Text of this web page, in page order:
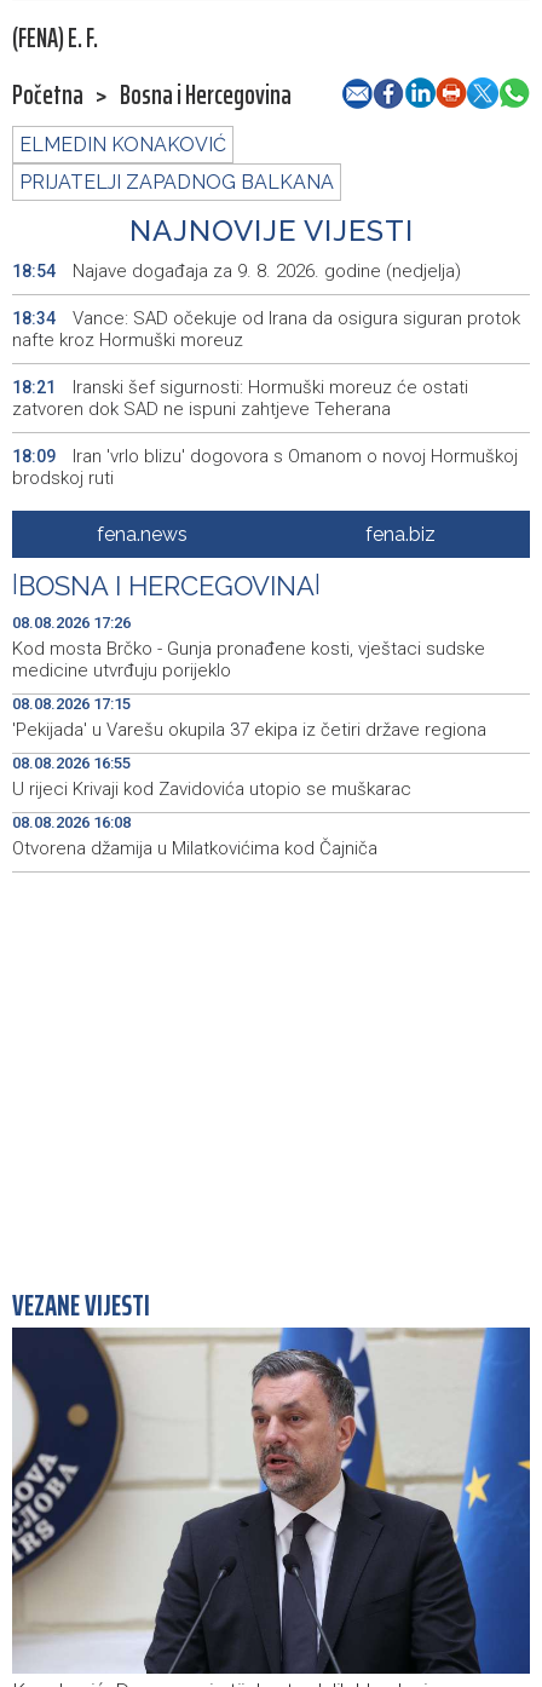
(FENA) E. F.
Početna > Bosna i Hercegovina
ELMEDIN KONAKOVIĆ
PRIJATELJI ZAPADNOG BALKANA
NAJNOVIJE VIJESTI
18:54 Najave događaja za 9. 8. 2026. godine (nedjelja)
18:34
Vance: SAD očekuje od Irana da osigura siguran protok
nafte kroz Hormuški moreuz
18:21
Iranski šef sigurnosti: Hormuški moreuz će ostati
zatvoren dok SAD ne ispuni zahtjeve Teherana
18:09
Iran 'vrlo blizu' dogovora s Omanom o novoj Hormuškoj
brodskoj ruti
Koncertom Marije Šerifović večeras se zatvara
manifestacija 'Dani dijaspore Travnik 2026'
17:26
Kod mosta Brčko - Gunja pronađene kosti, vještaci
sudske medicine utvrđuju porijeklo
17:15
'Pekijada' u Varešu okupila 37 ekipa iz četiri države
16:55 U rijeci Krivaji kod Zavidovića utopio se muškarac
16:08 Otvorena džamija u Milatkovićima kod Čajniča
15:55
Zmajice se okupile u Mostaru: Reprezentacija BiH kreće
po novu mediteransku priču
fena.news fena.biz
BOSNA I HERCEGOVINA
08.08.2026 17:26
Kod mosta Brčko - Gunja pronađene kosti, vještaci sudske
medicine utvrđuju porijeklo
08.08.2026 17:15
'Pekijada' u Varešu okupila 37 ekipa iz četiri države regiona
08.08.2026 16:55
U rijeci Krivaji kod Zavidovića utopio se muškarac
08.08.2026 16:08
Otvorena džamija u Milatkovićima kod Čajniča
VEZANE VIJESTI